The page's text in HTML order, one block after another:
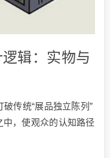
辑：实物与
传统“展品独立陈列”
，使观众的认知路径